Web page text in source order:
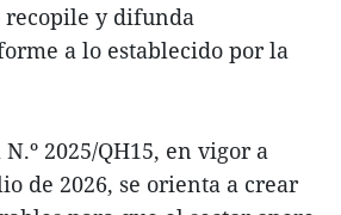
y difunda
a lo establecido por la
2025/QH15, en vigor a
de 2026, se orienta a crear